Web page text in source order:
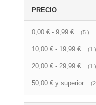
PRECIO
0,00 € - 9,99 € 5
10,00 € - 19,99 € 1
20,00 € - 29,99 € 1
50,00 € y superior 2